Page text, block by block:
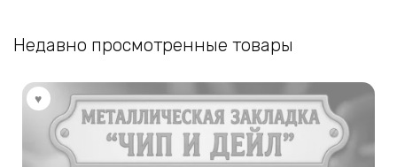
выбрать
странице
товара.
Недавно просмотренные товары